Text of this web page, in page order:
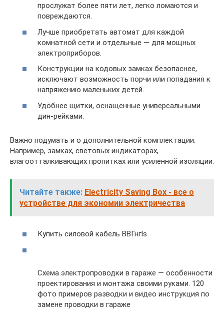
прослужат более пяти лет, легко ломаются и
повреждаются.
Лучше приобретать автомат для каждой
комнатной сети и отдельные — для мощных
электроприборов.
Конструкции на кодовых замках безопаснее,
исключают возможность порчи или попадания к
напряжению маленьких детей.
Удобнее щитки, оснащенные универсальными
дин-рейками.
Важно подумать и о дополнительной комплектации.
Например, замках, световых индикаторах,
влагоотталкивающих пропитках или усиленной изоляции.
Читайте также: Electricity Saving Box - все о
устройстве для экономии электричества
Купить силовой кабель ВВГнгls
Схема электропроводки в гараже — особенности
проектирования и монтажа своими руками. 120
фото примеров разводки и видео инструкция по
замене проводки в гараже